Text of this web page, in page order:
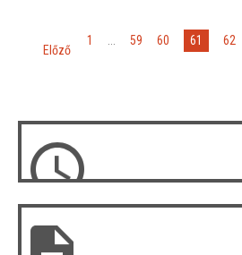
Előző
1 ... 59 60 61 62